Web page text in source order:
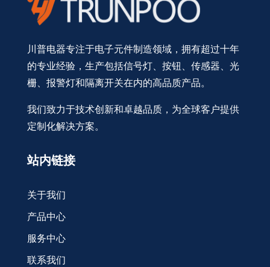
川普电器专注于电子元件制造领域，拥有超过十年
的专业经验，生产包括信号灯、按钮、传感器、光
栅、报警灯和隔离开关在内的高品质产品。
我们致力于技术创新和卓越品质，为全球客户提供
定制化解决方案。
站内链接
关于我们
产品中心
服务中心
联系我们